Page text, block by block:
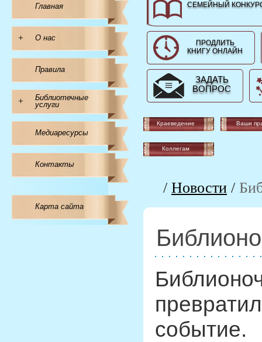
Главная
+ О нас
Правила
+
Библиотечные
услуги
Медиаресурсы
Контакты
Карта сайта
СЕМЕЙНЫЙ
ПРОДЛИТЬ
КНИГУ ОНЛАЙН
ЗАДАТЬ
ВОПРОС
Краеведение Ваши
Коллегам
/ Новости /
событие.